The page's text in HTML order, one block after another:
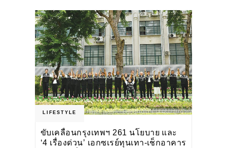
LIFESTYLE
ขับเคลื่อนกรุงเทพฯ 261 นโยบาย และ
‘4 เรื่องด่วน’ เอกซเรย์ทุนเทา-เช็กอาคาร